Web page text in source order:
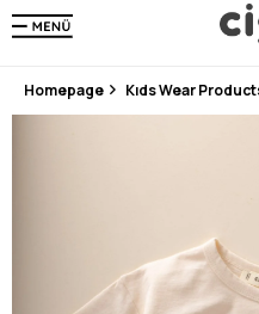
En Uygun
300₺ ve Üzeri
Homepage Kıds Wear